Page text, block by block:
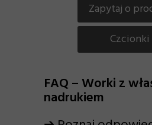
FAQ – Worki z
nadrukiem
Czcionki
Zapytaj o